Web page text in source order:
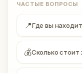
ЧАСТЫЕ ВОПРОСЫ
📍Где вы
💰Сколько стоит